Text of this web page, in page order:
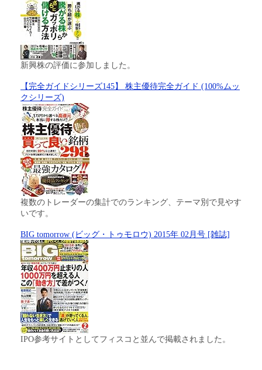
新興株の評価に参加しました。
【完全ガイドシリーズ145】 株主優待完全ガイド (100%ムッ
クシリーズ)
複数のトレーダーの集計でのランキング、テーマ別で見やす
いです。
BIG tomorrow (ビッグ・トゥモロウ) 2015年 02月号 [雑誌]
IPO参考サイトとしてフィスコと並んで掲載されました。